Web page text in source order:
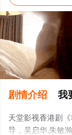
剧情介绍 我
天堂影视香港剧
导，吴启华,朱敏